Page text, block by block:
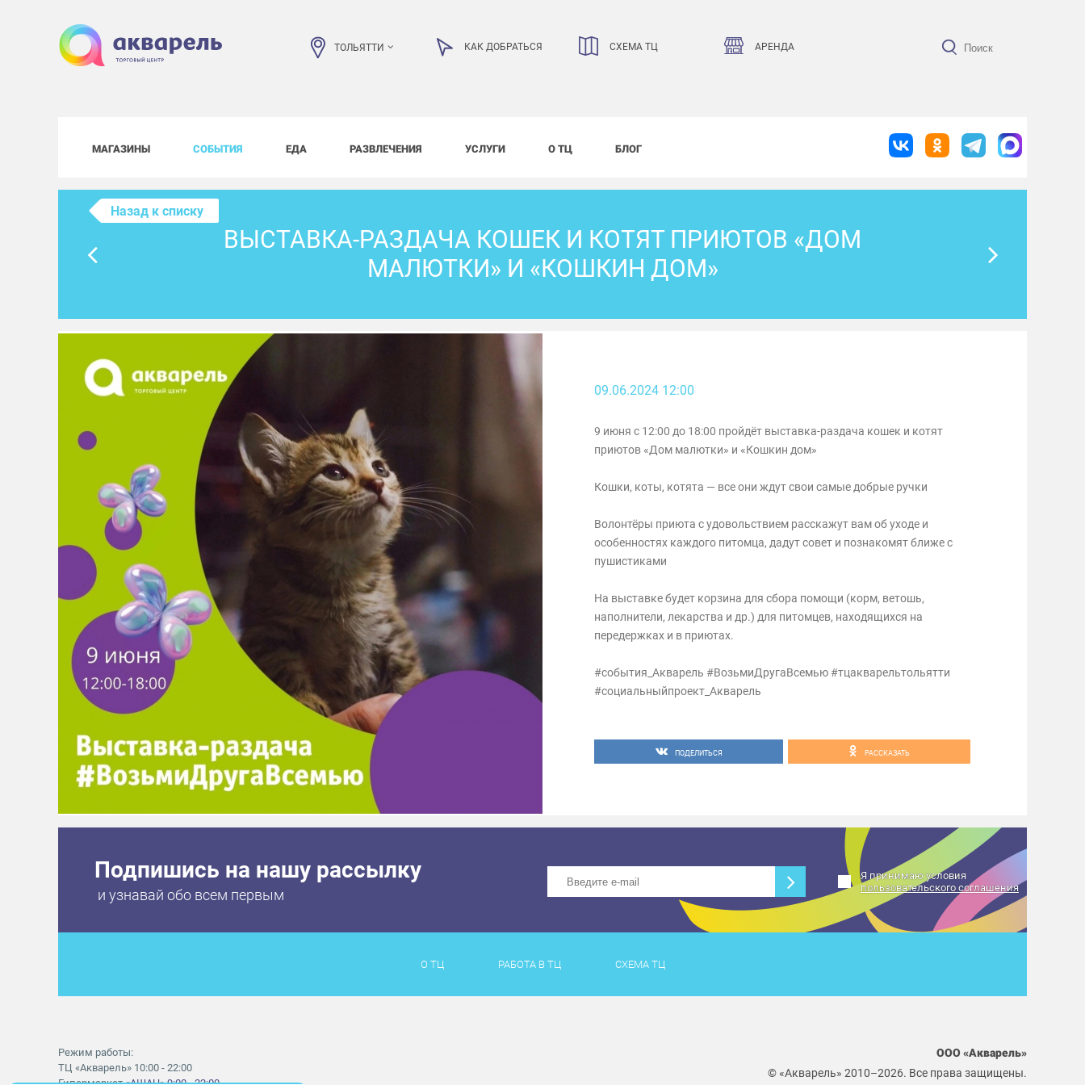
ТОЛЬЯТТИ КАК ДОБРАТЬСЯ СХЕМА ТЦ АРЕНДА
МАГАЗИНЫ СОБЫТИЯ ЕДА РАЗВЛЕЧЕНИЯ УСЛУГИ О ТЦ БЛОГ
Назад к списку
ВЫСТАВКА-РАЗДАЧА КОШЕК И КОТЯТ ПРИЮТОВ «ДОМ
МАЛЮТКИ» И «КОШКИН ДОМ»
09.06.2024 12:00
9 июня с 12:00 до 18:00 пройдёт выставка-раздача кошек и котят
приютов «Дом малютки» и «Кошкин дом»
Кошки, коты, котята — все они ждут свои самые добрые ручки
Волонтёры приюта с удовольствием расскажут вам об уходе и
особенностях каждого питомца, дадут совет и познакомят ближе с
пушистиками
На выставке будет корзина для сбора помощи (корм, ветошь,
наполнители, лекарства и др.) для питомцев, находящихся на
передержках и в приютах.
#события_Акварель #ВозьмиДругаВсемью #тцакварельтольятти
#социальныйпроект_Акварель
ПОДЕЛИТЬСЯ РАССКАЗАТЬ
Подпишись на нашу рассылку
и узнавай обо всем первым
Я принимаю условия
пользовательского соглашения
О ТЦ РАБОТА В ТЦ СХЕМА ТЦ
Режим работы:
ТЦ «Акварель» 10:00 - 22:00
ООО «Акварель»
© «Акварель» 2010–2026. Все права защищены.